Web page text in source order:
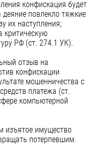
конфискация будет
деяние повлекло тяжкие
их наступления;
критическую
РФ (ст. 274.1 УК).
отзыв на
конфискации
мошенничества с
платежа (ст.
компьютерной
изъятое имущество
потерпевшим.